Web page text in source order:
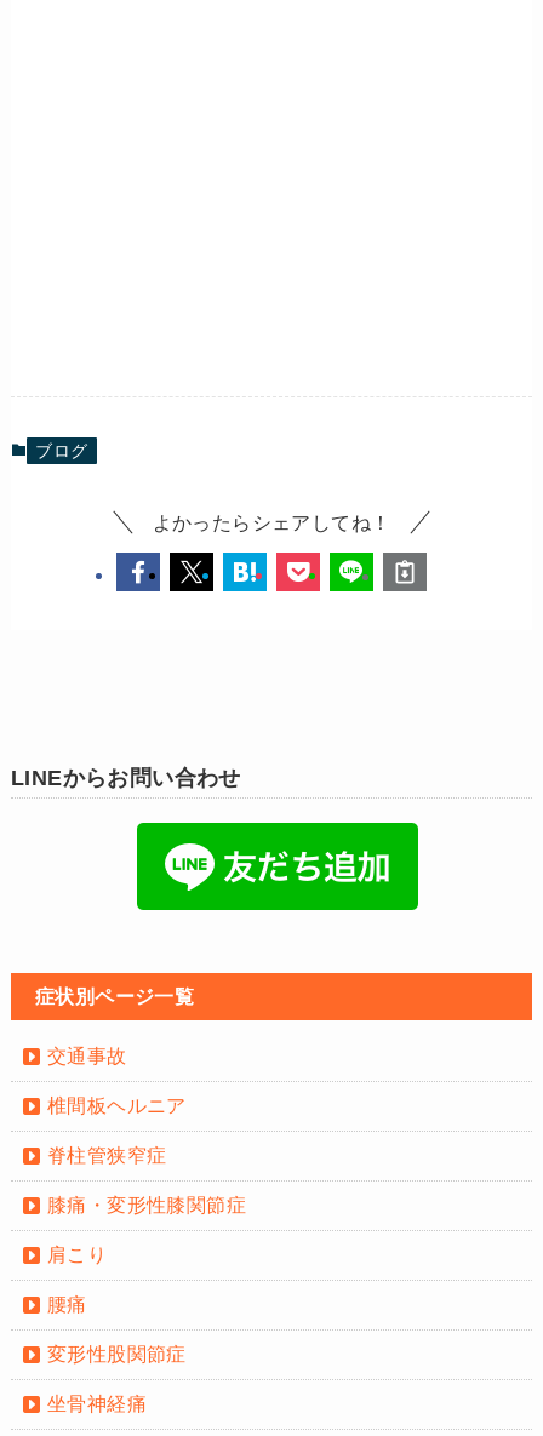
ブログ
よかったらシェアしてね！
LINEからお問い合わせ
症状別ページ一覧
交通事故
椎間板ヘルニア
脊柱管狭窄症
膝痛・変形性膝関節症
肩こり
腰痛
変形性股関節症
坐骨神経痛